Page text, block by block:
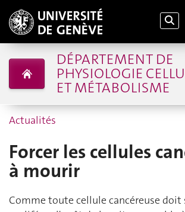
DÉPARTEMENT DE
PHYSIOLOGIE
ET MÉTABOLISME
Actualités
Forcer les cellules
à mourir
Comme toute cellule cancéreuse doit